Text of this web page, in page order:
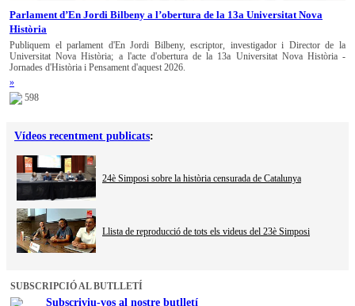
Parlament d’En Jordi Bilbeny a l’obertura de la 13a Universitat Nova
Història
Publiquem el parlament d'En Jordi Bilbeny, escriptor, investigador i Director de la
Universitat Nova Història; a l'acte d'obertura de la 13a Universitat Nova Història -
Jornades d'Història i Pensament d'aquest 2026.
»
598
Vídeos recentment publicats:
24è Simposi sobre la història censurada de Catalunya
Llista de reproducció de tots els videus del 23è Simposi
SUBSCRIPCIÓ AL BUTLLETÍ
Subscriviu-vos al nostre butlletí